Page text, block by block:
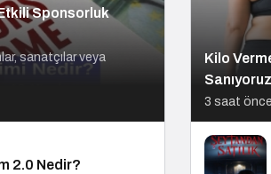
Sponsorluk
sanatçılar veya
2.0 Nedir?
Kilo
3 saat önce